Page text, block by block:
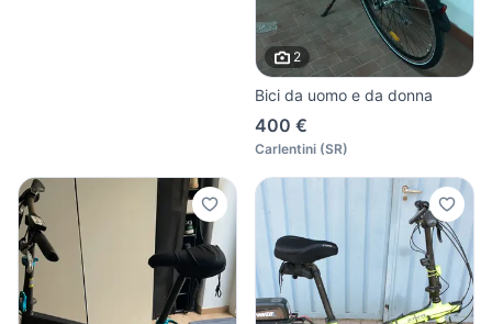
2
Bici da uomo e da donna
400 €
Carlentini (SR)